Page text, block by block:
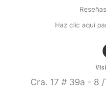
Haz clic aquí
Cra. 17# 39a - 8 /